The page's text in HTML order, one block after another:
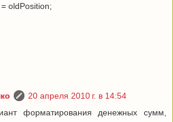
oldPosition;
20 апреля 2010 г. в 14:54
форматирования денежных сумм,